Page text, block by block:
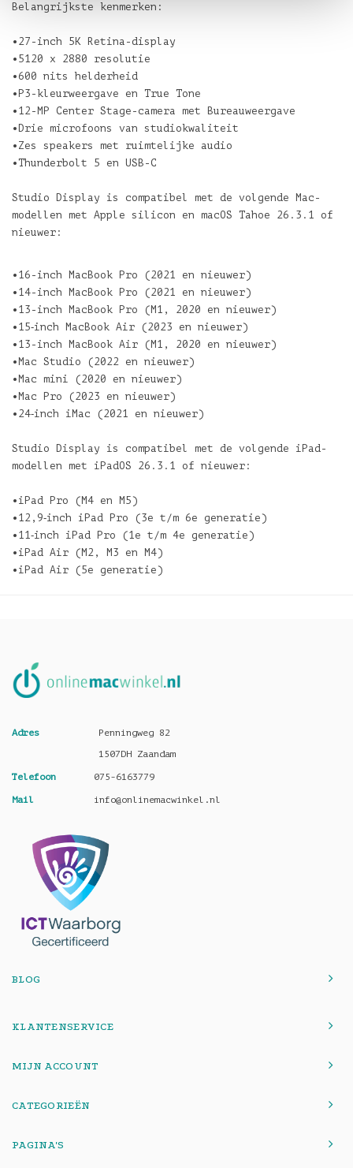
Belangrijkste kenmerken:
•27-inch 5K Retina-display
•5120 x 2880 resolutie
•600 nits helderheid
•P3-kleurweergave en True Tone
•12-MP Center Stage-camera met Bureauweergave
•Drie microfoons van studiokwaliteit
•Zes speakers met ruimtelijke audio
•Thunderbolt 5 en USB-C
Studio Display is compatibel met de volgende Mac-
modellen met Apple silicon en macOS Tahoe 26.3.1 of
nieuwer:
•16-inch MacBook Pro (2021 en nieuwer)
•14-inch MacBook Pro (2021 en nieuwer)
•13-inch MacBook Pro (M1, 2020 en nieuwer)
•15‑inch MacBook Air (2023 en nieuwer)
•13-inch MacBook Air (M1, 2020 en nieuwer)
•Mac Studio (2022 en nieuwer)
•Mac mini (2020 en nieuwer)
•Mac Pro (2023 en nieuwer)
•24‑inch iMac (2021 en nieuwer)
Studio Display is compatibel met de volgende iPad-
modellen met iPadOS 26.3.1 of nieuwer:
•iPad Pro (M4 en M5)
•12,9‑inch iPad Pro (3e t/m 6e generatie)
•11‑inch iPad Pro (1e t/m 4e generatie)
•iPad Air (M2, M3 en M4)
•iPad Air (5e generatie)
Adres
Penningweg 82
1507DH Zaandam
Telefoon 075-6163779
Mail info@onlinemacwinkel.nl
BLOG
KLANTENSERVICE
MIJN ACCOUNT
CATEGORIEËN
PAGINA'S